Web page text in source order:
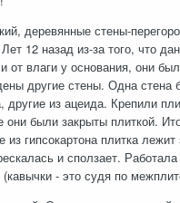
деревянные стены-
12 назад из-за того, что
от влаги у основания, они
другие стены. Одна стена
другие из ацеида. Крепили
были закрыты плиткой.
из гипсокартона плитка
и сползает.
(кавычки - это судя по